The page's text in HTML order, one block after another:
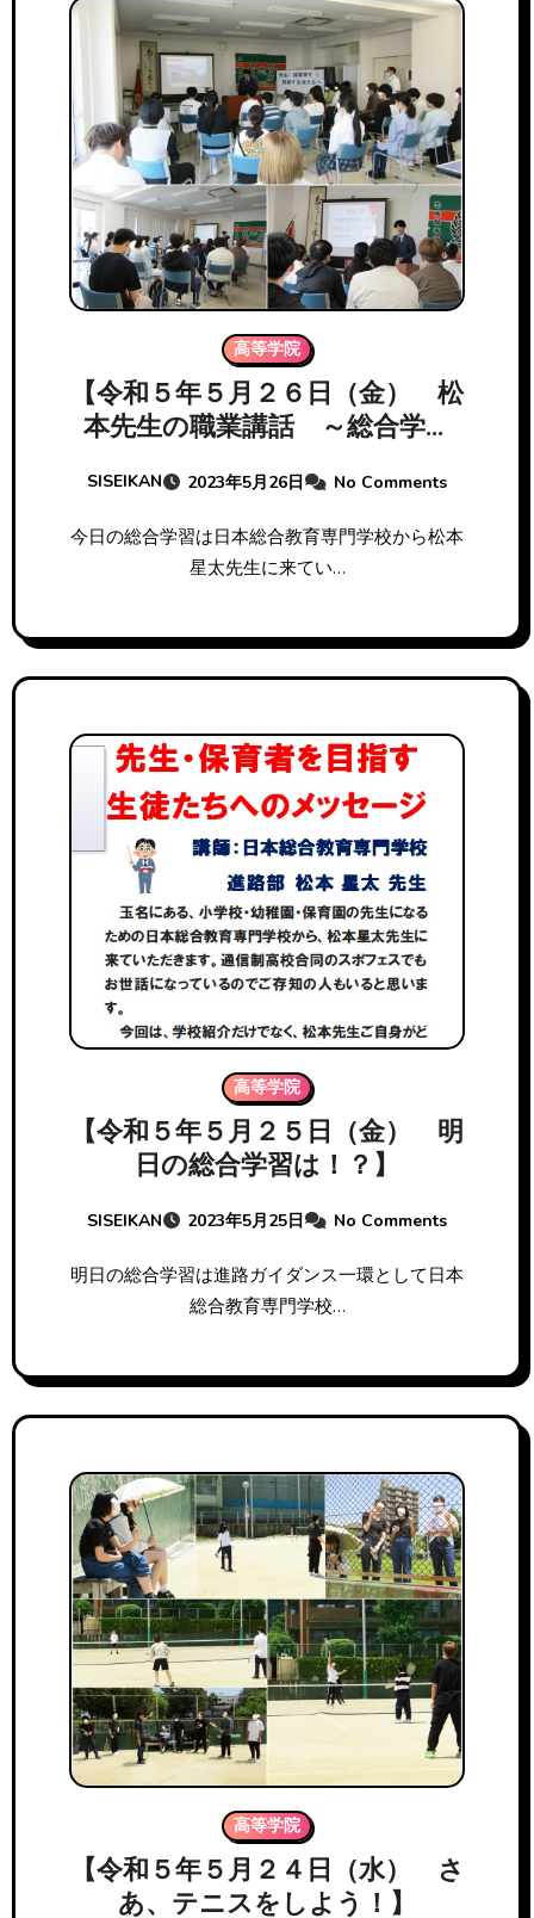
高等学院
【令和５年５月２６日（金） 松
本先生の職業講話 ～総合学習
SISEIKAN 2023年5月26日 No Comments
今日の総合学習は日本総合教育専門学校から松本
星太先生に来てい…
高等学院
【令和５年５月２５日（金） 明
日の総合学習は！？】
SISEIKAN 2023年5月25日 No Comments
明日の総合学習は進路ガイダンス一環として日本
総合教育専門学校…
高等学院
【令和５年５月２４日（水） さ
あ、テニスをしよう！】